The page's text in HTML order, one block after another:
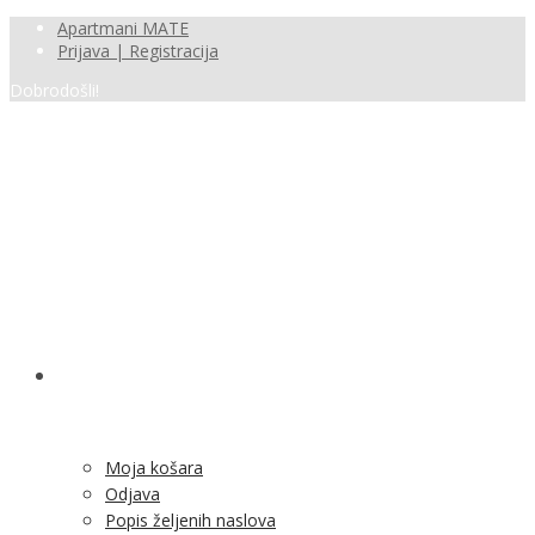
Apartmani MATE
Prijava | Registracija
Dobrodošli!
Moja košara
Odjava
Popis željenih naslova